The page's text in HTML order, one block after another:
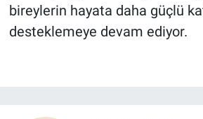
bireylerin hayata daha güçlü
desteklemeye devam ediyor.